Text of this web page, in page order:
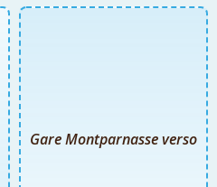
Gare Montparnasse verso